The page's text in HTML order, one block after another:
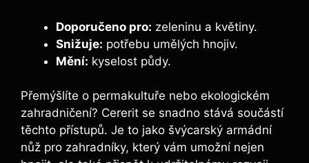
Doporučeno pro: zeleninu ⁣a květiny.
Snižuje: potřebu umělých hnojiv.
Mění: kyselost půdy.
Přemýšlíte o‌ permakultuře nebo ​ekologickém
zahradničení? Cererit se snadno stává součástí
těchto přístupů. Je to jako švýcarský armádní
nůž pro zahradníky, který vám umožní nejen